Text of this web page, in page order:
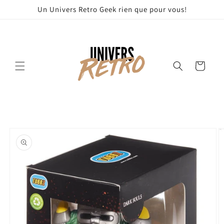
passerUn Univers Retro Geek rien que pour vous!
Panier
informations
produits